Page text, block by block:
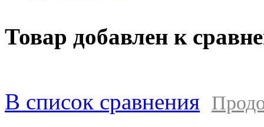
Товар добавлен к
В список сравнения